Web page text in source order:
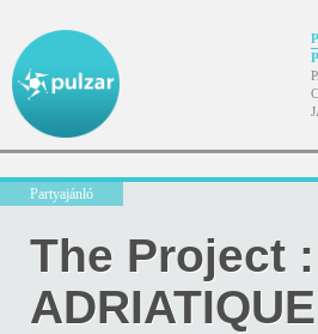
Partyajánló
The Project